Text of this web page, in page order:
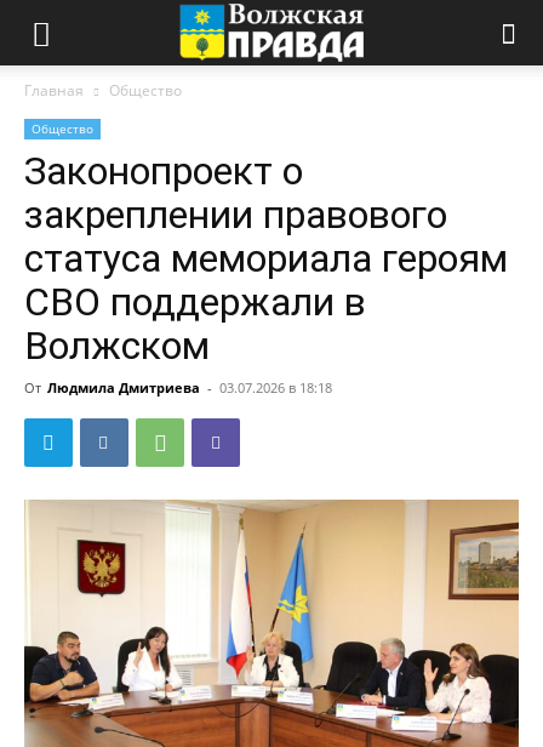
Главная Общество
Общество
Законопроект о
закреплении правового
статуса мемориала героям
СВО поддержали в
Волжском
От Людмила Дмитриева - 03.07.2026 в 18:18